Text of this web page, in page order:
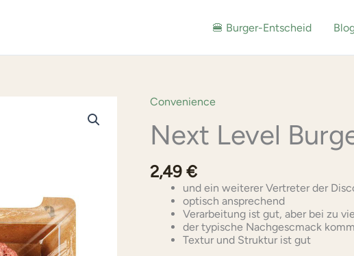
🍔 Burger-Entscheid
Convenience
Next Level
2,49 €
und ein weiterer Vertreter der
optisch ansprechend
Verarbeitung ist gut, aber bei zu
der typische Nachgescmack
Textur und Struktur ist gut